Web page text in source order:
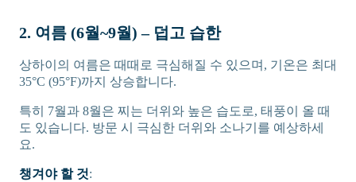
2. 여름 (6월~9월) – 덥고 습한
상하이의 여름은 때때로 극심해질 수 있으며, 기온은 최대
35°C (95°F)까지 상승합니다.
특히 7월과 8월은 찌는 더위와 높은 습도로, 태풍이 올 때
도 있습니다. 방문 시 극심한 더위와 소나기를 예상하세
요.
챙겨야 할 것: